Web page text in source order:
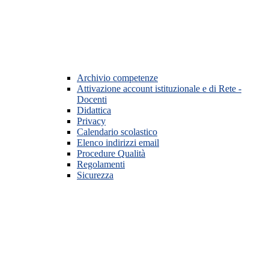
Archivio competenze
Attivazione account istituzionale e di Rete -
Docenti
Didattica
Privacy
Calendario scolastico
Elenco indirizzi email
Procedure Qualità
Regolamenti
Sicurezza